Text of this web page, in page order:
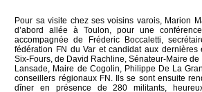
Pour sa visite chez ses voisins varois, Marion
d’abord allée à Toulon, pour une
accompagnée de Fréderic Boccaletti,
fédération FN du Var et candidat aux dernières
Six-Fours, de David Rachline, Sénateur-Maire de
Lansade, Maire de Cogolin, Philippe De La
conseillers régionaux FN. Ils se sont ensuite
dîner en présence de 280 militants,